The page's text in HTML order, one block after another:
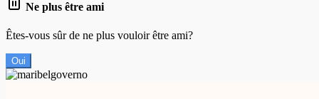
Ne plus être ami
Êtes-vous sûr de ne plus vouloir être ami?
Oui